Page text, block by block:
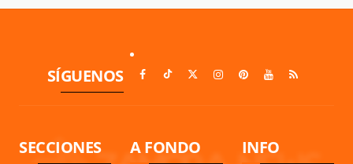
SÍGUENOS
SECCIONES A FONDO INFO